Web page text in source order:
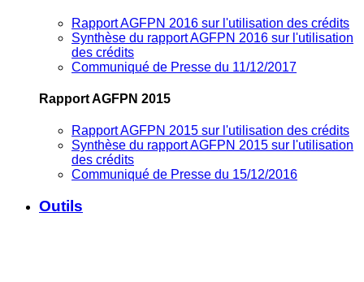
Rapport AGFPN 2016 sur l'utilisation des crédits
Synthèse du rapport AGFPN 2016 sur l'utilisation
des crédits
Communiqué de Presse du 11/12/2017
Rapport AGFPN 2015
Rapport AGFPN 2015 sur l'utilisation des crédits
Synthèse du rapport AGFPN 2015 sur l'utilisation
des crédits
Communiqué de Presse du 15/12/2016
Outils